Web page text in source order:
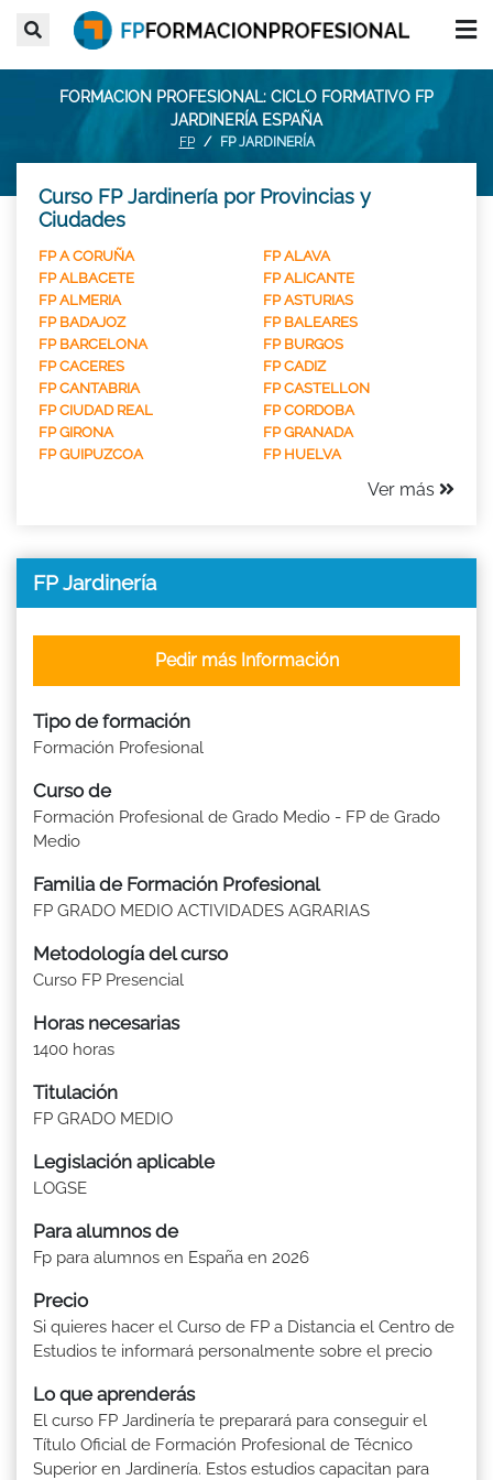
FORMACION PROFESIONAL: CICLO FORMATIVO FP
JARDINERÍA ESPAÑA
FP FP JARDINERÍA
Curso FP Jardinería por Provincias y
Ciudades
FP A CORUÑA
FP ALAVA
FP ALBACETE
FP ALICANTE
FP ALMERIA
FP ASTURIAS
FP BADAJOZ
FP BALEARES
FP BARCELONA
FP BURGOS
FP CACERES
FP CADIZ
FP CANTABRIA
FP CASTELLON
FP CIUDAD REAL
FP CORDOBA
FP GIRONA
FP GRANADA
FP GUIPUZCOA
FP HUELVA
Ver más
FP Jardinería
Tipo de formación
Formación Profesional
Curso de
Formación Profesional de Grado Medio - FP de Grado
Medio
Familia de Formación Profesional
FP GRADO MEDIO ACTIVIDADES AGRARIAS
Metodología del curso
Curso FP Presencial
Horas necesarias
1400 horas
Titulación
FP GRADO MEDIO
Legislación aplicable
LOGSE
Para alumnos de
Fp para alumnos en España en 2026
Precio
Si quieres hacer el Curso de FP a Distancia el Centro de
Estudios te informará personalmente sobre el precio
Pedir más Información
Lo que aprenderás
El curso FP Jardinería te preparará para conseguir el
Título Oficial de Formación Profesional de Técnico
Superior en Jardinería. Estos estudios capacitan para